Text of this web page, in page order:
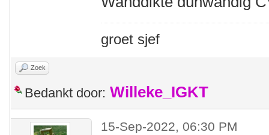
groet sjef
Zoek
Bedankt door: Willeke_IGKT
15-Sep-2022, 06:30 PM